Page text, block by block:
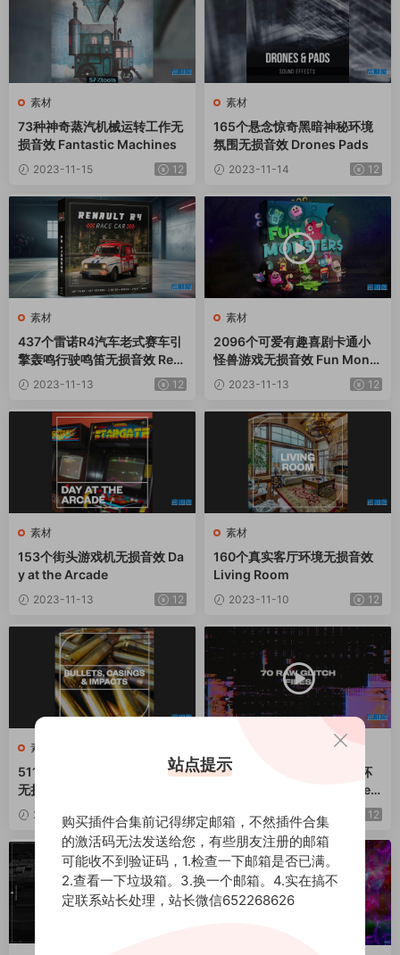
素材
73种神奇蒸汽机械运转工作无
损音效 Fantastic Machines
2023-11-15 12
素材
165个悬念惊奇黑暗神秘环境
氛围无损音效 Drones Pads
2023-11-14 12
素材
437个雷诺R4汽车老式赛车引
擎轰鸣行驶鸣笛无损音效 Ren
ault R4
2023-11-13 12
素材
2096个可爱有趣喜剧卡通小
怪兽游戏无损音效 Fun Monst
ers2023-11-13 12
素材
153个街头游戏机无损音效 Da
y at the Arcade
2023-11-13 12
素材
160个真实客厅环境无损音效
Living Room
2023-11-10 12
素材
511个子弹射击冲击外壳掉落
无损音效 Bullets, Casings an
d Impacts
2023-11-10 12
视频素材-70个故障干扰损坏
刮痕视觉动画 Raw Ultimate
2023-11-08 12
站点提示
购买插件合集前记得绑定邮箱，不然插件合集
的激活码无法发送给您，有些朋友注册的邮箱
可能收不到验证码，1.检查一下邮箱是否已满。
2.查看一下垃圾箱。3.换一个邮箱。4.实在搞不
定联系站长处理，站长微信652268626